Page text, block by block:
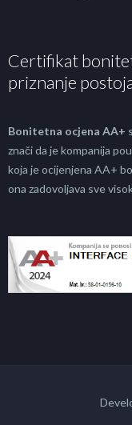
Certifikat
priznanje
Bonitetna ocjena AA+
znači da je kompanija
koja je ocijenjena AA+
ona zadovoljava sve